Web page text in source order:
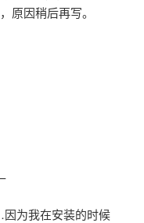
原因稍后再写。
为我在安装的时候